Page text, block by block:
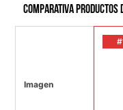
Comparativa productos
Imagen